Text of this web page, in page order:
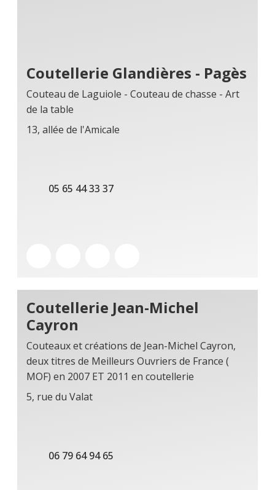
Coutellerie Glandières - Pagès
Couteau de Laguiole - Couteau de chasse - Art
de la table
13, allée de l'Amicale
05 65 44 33 37
Coutellerie Jean-Michel
Cayron
Couteaux et créations de Jean-Michel Cayron,
deux titres de Meilleurs Ouvriers de France (
MOF) en 2007 ET 2011 en coutellerie
5, rue du Valat
06 79 64 94 65